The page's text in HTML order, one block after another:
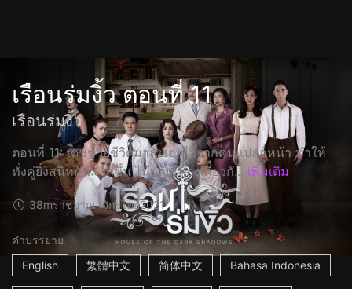
เรือนร่มงิ้ว ตอนที่ 11
เรือนร่มงิ้ว
ตอนที่ 11: เดชช่วยชีวิตมาลัยเอาไว้จากคนแปลกหน้า ทำให้
ทั่งคู่ยิ่งสนิทกันมากขึ้น ไม้ถามเฟื้องเกี่ยวกั... เพิ่มเติม
38mราชอาณาจักรไทย2021
คำบรรยาย
English
繁體中文 简体中文 Bahasa Indonesia